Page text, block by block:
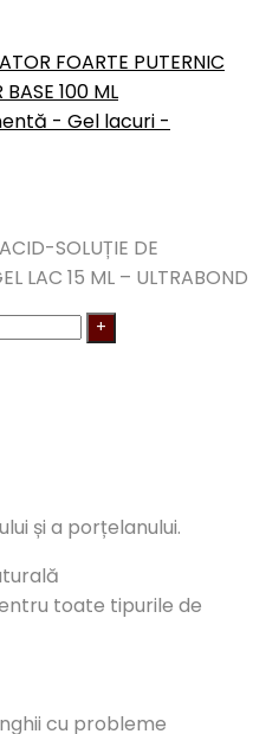
FOARTE PUTERNIC
100 ML
- Gel lacuri -
SOLUȚIE DE
LAC 15 ML – ULTRABOND
și a porțelanului.
toate tipurile de
cu probleme